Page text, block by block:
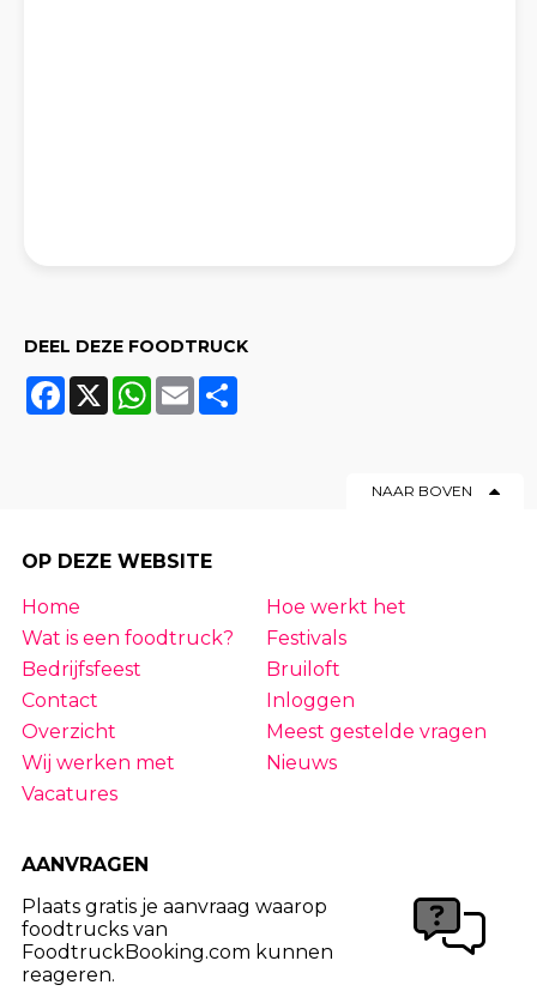
DEEL DEZE FOODTRUCK
Facebook
X WhatsApp
Email
NAAR BOVEN
OP DEZE WEBSITE
Home
Hoe werkt het
Wat is een foodtruck?
Festivals
Bedrijfsfeest
Bruiloft
Contact
Inloggen
Overzicht
Meest gestelde vragen
Wij werken met
Nieuws
Vacatures
AANVRAGEN
Plaats gratis je aanvraag waarop
foodtrucks van
FoodtruckBooking.com kunnen
reageren.